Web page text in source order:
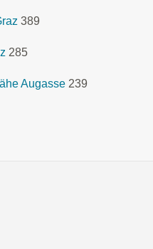
389
285
Augasse 239